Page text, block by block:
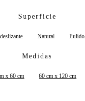
Superficie
Natural Pulido
Medidas
x 60 cm 60 cm x 120 cm